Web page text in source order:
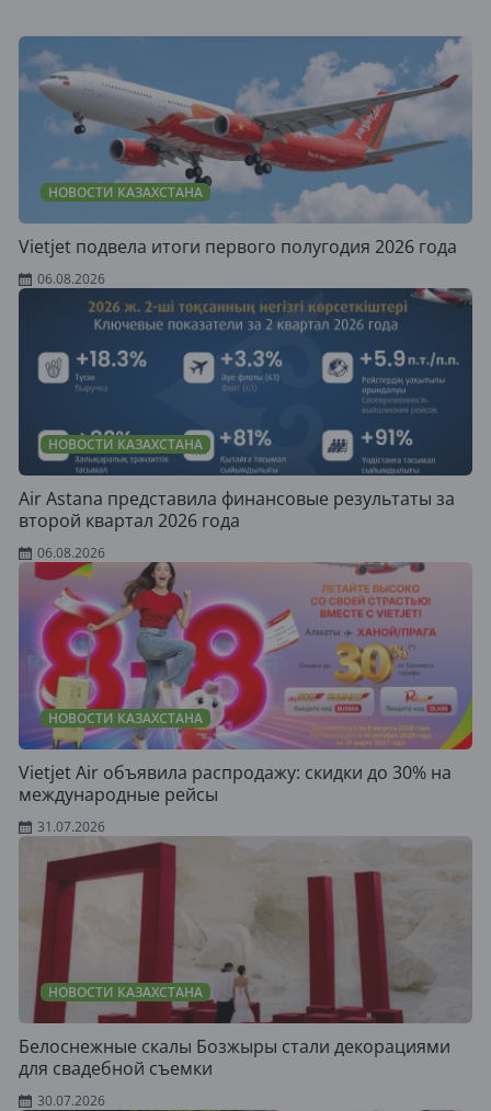
НОВОСТИ КАЗАХСТАНА
Vietjet подвела итоги первого полугодия 2026 года
06.08.2026
НОВОСТИ КАЗАХСТАНА
Air Astana представила финансовые результаты за
второй квартал 2026 года
06.08.2026
НОВОСТИ КАЗАХСТАНА
Vietjet Air объявила распродажу: скидки до 30% на
международные рейсы
31.07.2026
НОВОСТИ КАЗАХСТАНА
Белоснежные скалы Бозжыры стали декорациями
для свадебной съемки
30.07.2026